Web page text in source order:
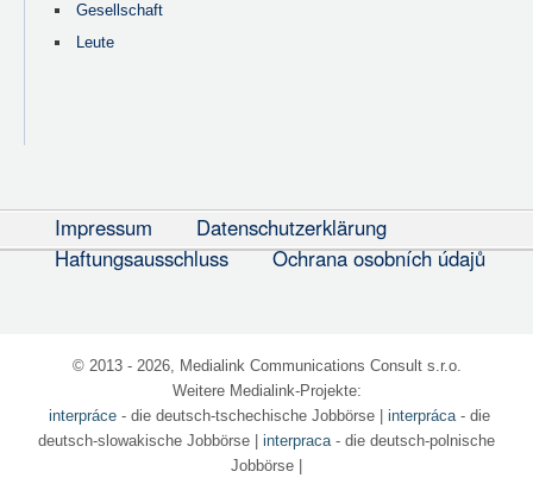
Gesellschaft
Leute
Impressum
Datenschutzerklärung
Haftungsausschluss
Ochrana osobních údajů
© 2013 - 2026, Medialink Communications Consult s.r.o.
Weitere Medialink-Projekte:
interpráce- die deutsch-tschechische Jobbörse| interpráca- die
deutsch-slowakische Jobbörse | interpraca- die deutsch-polnische
Jobbörse |